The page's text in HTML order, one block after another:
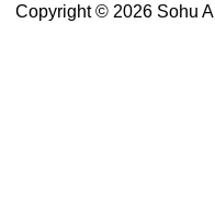
Copyright © 2026 Sohu